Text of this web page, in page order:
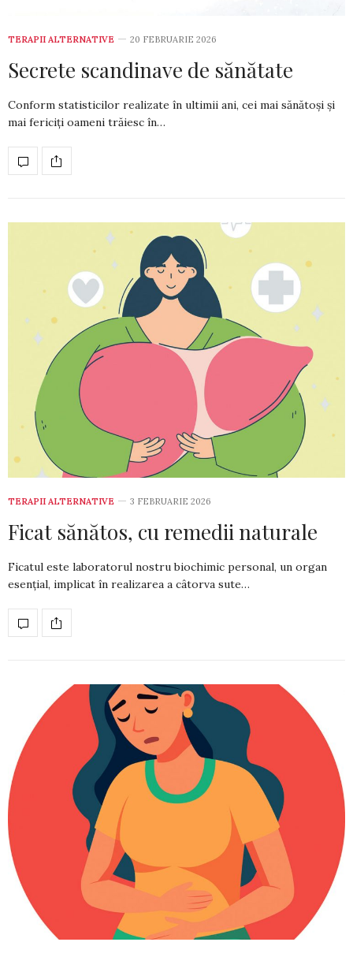
TERAPII ALTERNATIVE 20 FEBRUARIE 2026
Secrete scandinave de sănătate
Conform statisticilor realizate în ulti­mii ani, cei mai sănătoși și
mai fericiți oameni trăiesc în…
TERAPII ALTERNATIVE 3 FEBRUARIE 2026
Ficat sănătos, cu remedii naturale
Ficatul este laboratorul nostru biochimic personal, un organ
esențial, implicat în rea­lizarea a câtorva sute…